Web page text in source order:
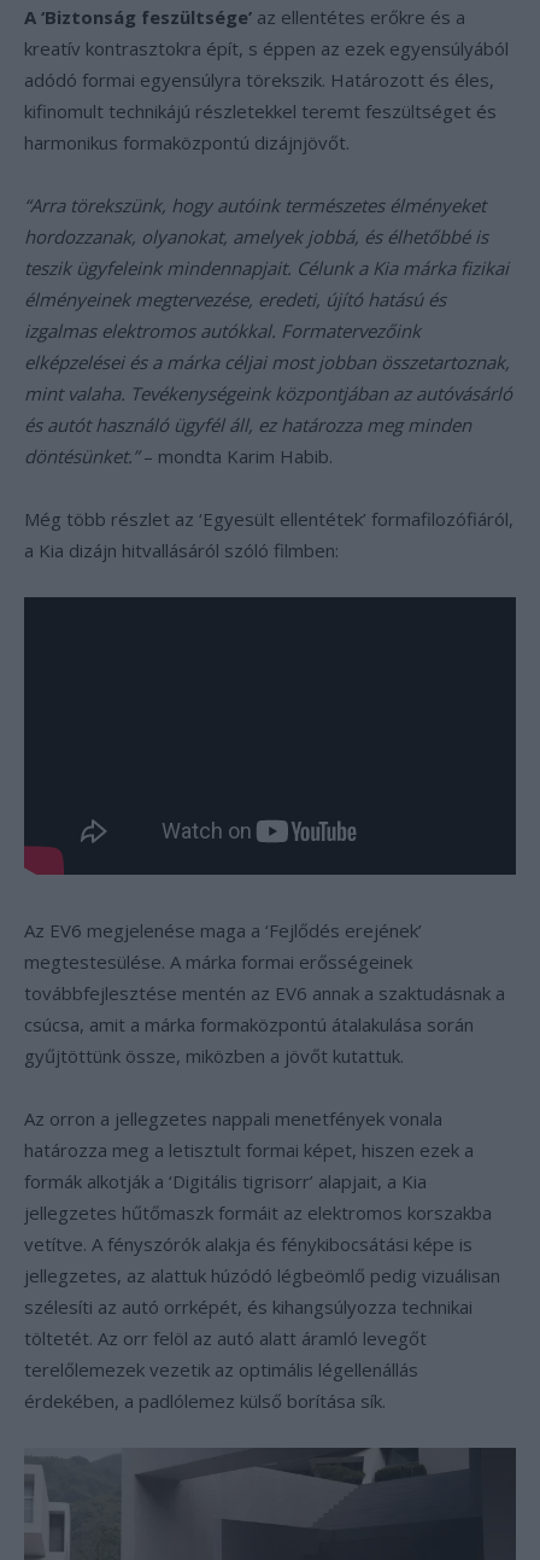
A ‘Biztonság feszültsége’ az ellentétes erőkre és a
kreatív kontrasztokra épít, s éppen az ezek egyensúlyából
adódó formai egyensúlyra törekszik. Határozott és éles,
kifinomult technikájú részletekkel teremt feszültséget és
harmonikus formaközpontú dizájnjövőt.
“Arra törekszünk, hogy autóink természetes élményeket
hordozzanak, olyanokat, amelyek jobbá, és élhetőbbé is
teszik ügyfeleink mindennapjait. Célunk a Kia márka fizikai
élményeinek megtervezése, eredeti, újító hatású és
izgalmas elektromos autókkal. Formatervezőink
elképzelései és a márka céljai most jobban összetartoznak,
mint valaha. Tevékenységeink központjában az autóvásárló
és autót használó ügyfél áll, ez határozza meg minden
döntésünket.”– mondta Karim Habib.
Még több részlet az ‘Egyesült ellentétek’ formafilozófiáról,
a Kia dizájn hitvallásáról szóló filmben:
Az EV6 megjelenése maga a ‘Fejlődés erejének’
megtestesülése. A márka formai erősségeinek
továbbfejlesztése mentén az EV6 annak a szaktudásnak a
csúcsa, amit a márka formaközpontú átalakulása során
gyűjtöttünk össze, miközben a jövőt kutattuk.
Az orron a jellegzetes nappali menetfények vonala
határozza meg a letisztult formai képet, hiszen ezek a
formák alkotják a ‘Digitális tigrisorr’ alapjait, a Kia
jellegzetes hűtőmaszk formáit az elektromos korszakba
vetítve. A fényszórók alakja és fénykibocsátási képe is
jellegzetes, az alattuk húzódó légbeömlő pedig vizuálisan
szélesíti az autó orrképét, és kihangsúlyozza technikai
töltetét. Az orr felöl az autó alatt áramló levegőt
terelőlemezek vezetik az optimális légellenállás
érdekében, a padlólemez külső borítása sík.